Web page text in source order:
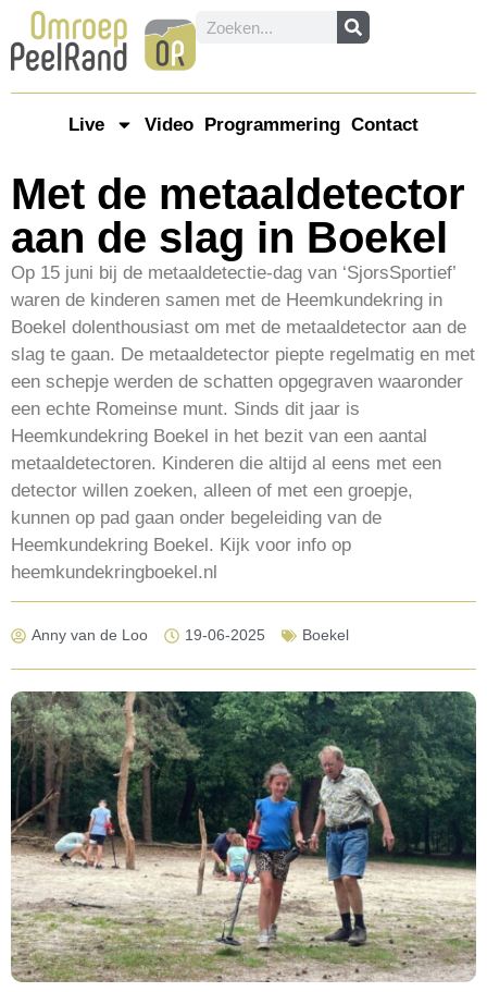
Live Video Programmering Contact
Met de metaaldetector
aan de slag in Boekel
Op 15 juni bij de metaaldetectie-dag van ‘SjorsSportief’
waren de kinderen samen met de Heemkundekring in
Boekel dolenthousiast om met de metaaldetector aan de
slag te gaan. De metaaldetector piepte regelmatig en met
een schepje werden de schatten opgegraven waaronder
een echte Romeinse munt. Sinds dit jaar is
Heemkundekring Boekel in het bezit van een aantal
metaaldetectoren. Kinderen die altijd al eens met een
detector willen zoeken, alleen of met een groepje,
kunnen op pad gaan onder begeleiding van de
Heemkundekring Boekel. Kijk voor info op
heemkundekringboekel.nl
Anny van de Loo 19-06-2025 Boekel